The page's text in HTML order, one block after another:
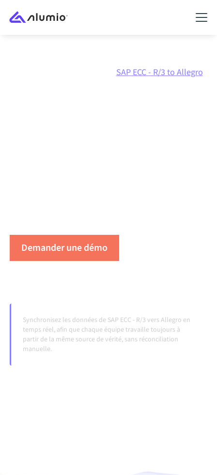
SAP ECC - R/3 to Allegro
Demander une démo
Synchronisez les données de SAP ECC - R/3 vers Allegro en
temps réel, afin que chaque équipe travaille toujours à
partir de la même source de vérité, sans réconciliation
manuelle.